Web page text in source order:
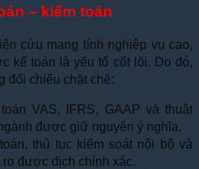
– kiểm toán
cứu mang tính nghiệp vụ cao,
kế toán là yếu tố cốt lõi. Do đó,
đối chiếu chặt chẽ:
VAS, IFRS, GAAP và thuật
được giữ nguyên ý nghĩa.
thủ tục kiểm soát nội bộ và
được dịch chính xác.